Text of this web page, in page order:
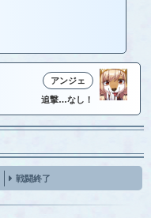
アンジェ
追撃…なし！
戦闘終了